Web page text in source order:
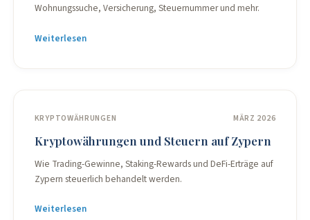
Wohnungssuche, Versicherung, Steuernummer und mehr.
Weiterlesen
KRYPTOWÄHRUNGEN MÄRZ 2026
Kryptowährungen und Steuern auf Zypern
Wie Trading-Gewinne, Staking-Rewards und DeFi-Erträge auf
Zypern steuerlich behandelt werden.
Weiterlesen